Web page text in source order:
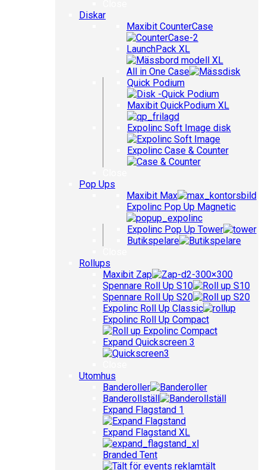
Diskar
Maxibit CounterCase
LaunchPack XL
All in One Case
Quick Podium
Maxibit QuickPodium XL
Expolinc Soft Image disk
Expolinc Case & Counter
Pop Ups
Maxibit Max
Expolinc Pop Up Magnetic
Expolinc Pop Up Tower
Butikspelare
Rollups
Maxibit Zap
Spennare Roll Up S10
Spennare Roll Up S20
Expolinc Roll Up Classic
Expolinc Roll Up Compact
Expand Quickscreen 3
Utomhus
Banderoller
Banderollställ
Expand Flagstand 1
Expand Flagstand XL
Branded Tent